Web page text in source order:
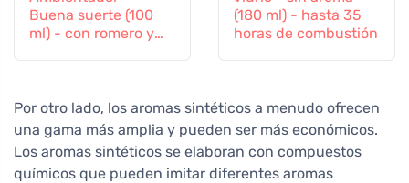
Buena suerte (100
ml) - con romero y
(180 ml) - hasta 35
horas de combustión
Por otro lado, los aromas sintéticos a menudo ofrecen
una gama más amplia y pueden ser más económicos.
Los aromas sintéticos se elaboran con compuestos
químicos que pueden imitar diferentes aromas